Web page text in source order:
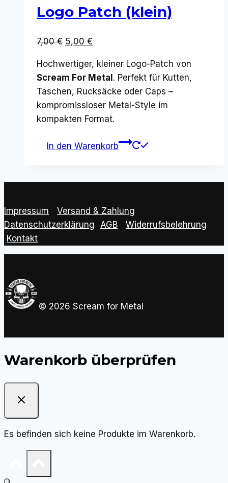
Logo Patch (klein)
7,00€ Ursprünglicher
war:
7,00 €
5,00 €Aktueller
ist:
5,00 €.
Hochwertiger, kleiner Logo-Patch von
Scream For Metal. Perfekt für Kutten,
Taschen, Rucksäcke oder Caps –
kompromissloser Metal-Style im
kompakten Format.
In den Warenkorb
Impressum Versand & Zahlung
Datenschutzerklärung
AGB
Widerrufsbelehrung
Kontakt
© 2026 Scream for Metal
Warenkorb überprüfen
Es befinden sich keine Produkte im Warenkorb.